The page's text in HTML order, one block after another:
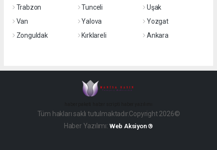
Trabzon
Tunceli
Uşak
Van
Yalova
Yozgat
Zonguldak
Kırklareli Ankara
Tüm hakları saklı tutulmaktadır.Copyright 2026©
Haber Yazılımı: Web Aksiyon ®